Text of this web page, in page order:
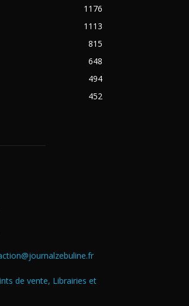
1176
1113
815
648
494
452
de vente, Librairies et